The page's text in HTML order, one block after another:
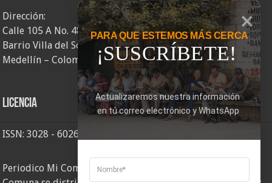
Dirección:
Calle 105 A No. 48AA – 58
Barrio Villa del Socorro
Medellín – Colombia
Licencia
ISSN: 3028 - 6026
Periodico Mi Comuna 2, elaborado por Corporación Mi
PARA QUE ESTEMOS MÁS CERCA
¡SUSCRÍBETE!
Actualizaremos nuestra información
en tú correo electrónico y WhatsApp